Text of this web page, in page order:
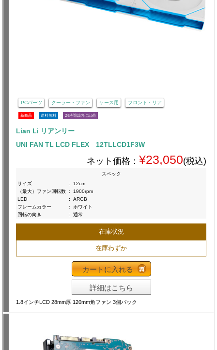
PCパーツ クーラー・ファン ケース用 フロント・リア
新商品 送料無料 24時間以内に出荷
Lian Li リアンリー
UNI FAN TL LCD FLEX 12TLLCD1F3W
ネット価格： ¥23,050(税込)
スペック
サイズ
:
12cm
（最大）ファン回転数 :
1900rpm
LED
:
ARGB
フレームカラー
:
ホワイト
回転の向き
: 通常
在庫状況
在庫わずか
カートに入れる
詳細はこちら
1.8インチLCD 28mm厚 120mm角ファン 3個パック